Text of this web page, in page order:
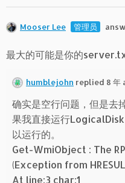
Mooser Lee 管理员
最大的可能是你的
humblejohn replied 8 年
确实是空行问题，但是去
果我直接运行LogicalDisk
以运行的。
Get-WmiObject : The
(Exception from
At line:3 char:1